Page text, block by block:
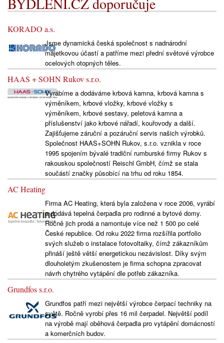
KORADO a.s.
Jsme dynamická česká společnost s nadnárodní
majetkovou účastí a patříme mezi přední světové výrobce
ocelových otopných těles.
HAAS + SOHN Rukov s.r.o.
Vyrábíme a dodáváme krbová kamna, krbová kamna s
výměníkem, krbové vložky, krbové vložky s
výměníkem, krbové sestavy, peletová kamna a
příslušenství jako krbové nářadí, kouřovody a další.
Zajišťujeme záruční a pozáruční servis našich výrobků.
Společnost HAAS+SOHN Rukov, s.r.o. vznikla v roce
1995 spojením bývalé tradiční rumburské firmy Rukov s
rakouskou společností Reischl GmbH, čímž se stala
součástí značky působící na trhu od roku 1854.
AC Heating
Firma AC Heating, která byla založena v roce 2006, vyrábí
a dodává tepelná čerpadla pro rodinné a bytové domy.
Ročně jich prodá a namontuje více než 1 500 po celé
České republice. Od roku 2022 firma rozšířila portfolio
svých služeb o instalace fotovoltaiky, čímž zákazníkům
přináší ještě větší energetickou nezávislost. Díky svým
dlouholetým zkušenostem je firma schopna zpracovat
návrh chytrého vytápění dle potřeb zákazníka.
Grundfos s.r.o.
Grundfos patří mezi největší výrobce čerpací techniky na
světě. Ročně vyrobí přes 16 mil čerpadel. Největší podíl
na výrobě mají oběhová čerpadla pro vytápění domácností
a komerčních budov.